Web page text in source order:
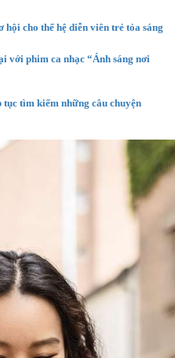
cho thế hệ diễn viên trẻ tỏa sáng
với phim ca nhạc “Ánh sáng nơi
tìm kiếm những câu chuyện